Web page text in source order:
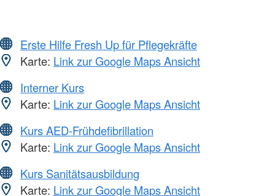
Erste Hilfe Fresh Up für Pflegekräfte
Karte: Link zur Google Maps Ansicht
Interner Kurs
Karte: Link zur Google Maps Ansicht
Kurs AED-Frühdefibrillation
Karte: Link zur Google Maps Ansicht
Kurs Sanitätsausbildung
Karte: Link zur Google Maps Ansicht